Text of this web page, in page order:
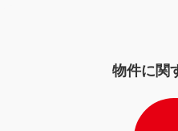
物件に関